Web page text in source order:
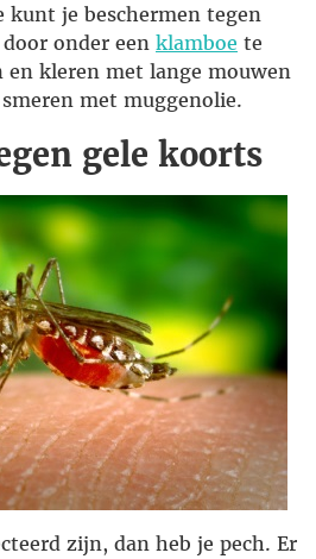
kunt je beschermen tegen
onder een klamboe te
en kleren met lange mouwen
met muggenolie.
gele koorts
zijn, dan heb je pech. Er